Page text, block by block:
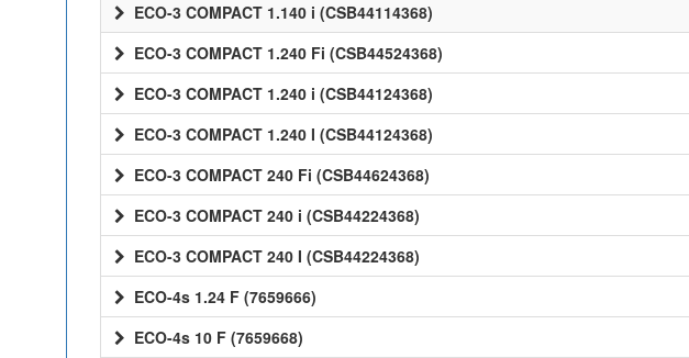
ECO-3 COMPACT 1.140 i (CSB44114368)
ECO-3 COMPACT 1.240 Fi (CSB44524368)
ECO-3 COMPACT 1.240 i (CSB44124368)
ECO-3 COMPACT 1.240 I (CSB44124368)
ECO-3 COMPACT 240 Fi (CSB44624368)
ECO-3 COMPACT 240 i (CSB44224368)
ECO-3 COMPACT 240 I (CSB44224368)
ECO-4s 1.24 F (7659666)
ECO-4s 10 F (7659668)